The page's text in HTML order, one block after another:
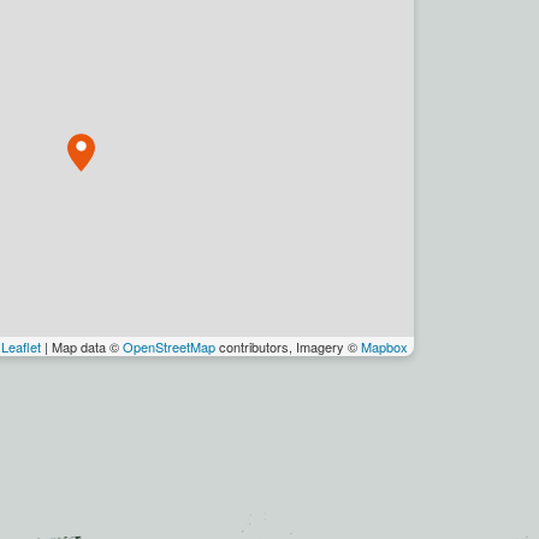
Leaflet | Map data ©OpenStreetMapcontributors, Imagery ©Mapbox